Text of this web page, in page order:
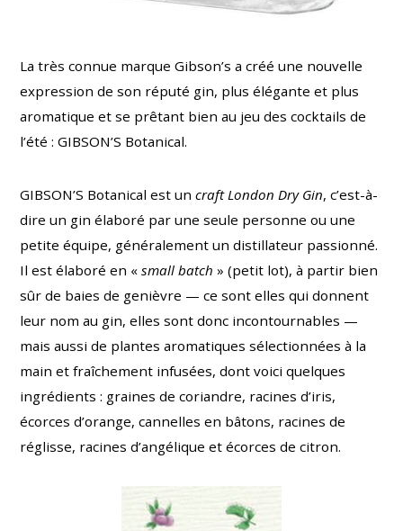
La très connue marque Gibson’s a créé une nouvelle
expression de son réputé gin, plus élégante et plus
aromatique etse prêtant bien au jeu des cocktails de
l’été : GIBSON’S Botanical.
GIBSON’S Botanical est uncraft London Dry Gin, c’est-à-
dire un gin élaboré par une seule personne ou une
petite équipe, généralement un distillateur passionné.
Il est élaboré en «small batch » (petit lot), à partir bien
sûr de baies de genièvre — ce sont elles qui donnent
leur nom au gin, elles sont donc incontournables —
mais aussi de plantes aromatiques sélectionnées à la
main et fraîchement infusées, dont voici quelques
ingrédients : graines de coriandre, racines d’iris,
écorces d’orange, cannelles en bâtons, racines de
réglisse, racines d’angélique et écorces de citron.